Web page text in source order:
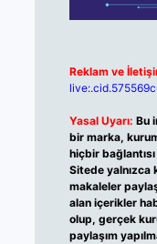
Reklam ve
Yasal Uyarı: Bu
bir marka,
hiçbir
Sitede yalnızca
makaleler
alan içerikler
olup, gerçek
paylaşım